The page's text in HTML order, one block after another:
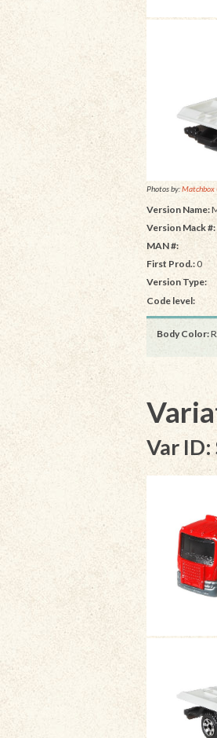
Photos by:Matchbox
Version Name:
Version Mack #:
MAN #:
First Prod.:0
Version Type:
Code level:
Body Color:
Var